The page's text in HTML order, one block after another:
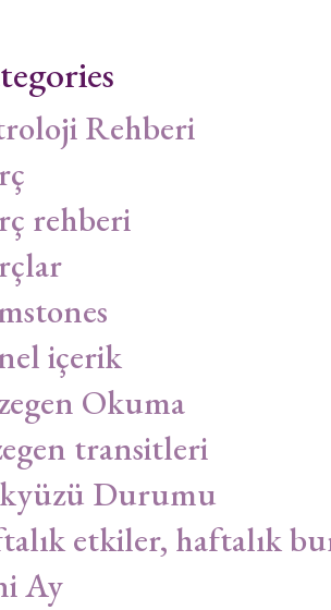
Rehberi
rehberi
içerik
Okuma
transitleri
Durumu
etkiler, haftalık
Ay